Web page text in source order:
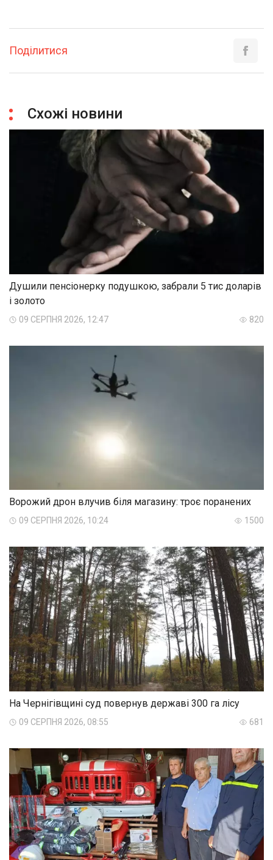
Поділитися
Схожі новини
Душили пенсіонерку подушкою, забрали 5 тис доларів
і золото
09 СЕРПНЯ 2026, 12:47 820
Ворожий дрон влучив біля магазину: троє поранених
09 СЕРПНЯ 2026, 10:24 1500
На Чернігівщині суд повернув державі 300 га лісу
09 СЕРПНЯ 2026, 08:55 681